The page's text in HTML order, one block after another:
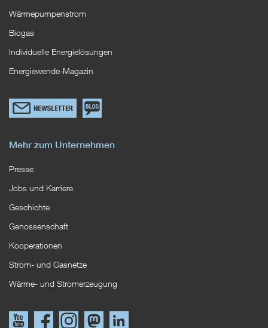
Wärmepumpenstrom
Biogas
Individuelle Energielösungen
Energiewende-Magazin
Link
zum
Newsletterformular
Zum
Blog
Mehr zum Unternehmen
Presse
Jobs und Karriere
Geschichte
Genossenschaft
Kooperationen
Strom- und Gasnetze
Wärme- und Stromerzeugung
Link
Link
InstagramMastodonLinkedIn